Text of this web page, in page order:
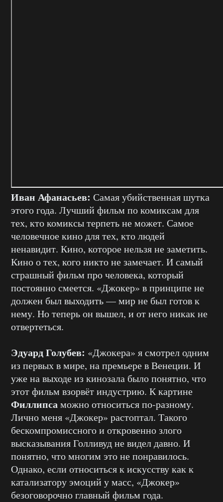
Иван Афанасьев: Самая убийственная шутка
этого года. Лучший фильм по комиксам для
тех, кто комиксы терпеть не может. Самое
человечное кино для тех, кто людей
ненавидит. Кино, которое нельзя не заметить.
Кино о тех, кого никто не замечает. И самый
страшный фильм про человека, который
постоянно смеется. «Джокер» в принципе не
должен был выходить — мир не был готов к
нему. Но теперь он вышел, и от него никак не
отвертеться.
Эдуард Голубев: «Джокера» я смотрел одним
из первых в мире, на премьере в Венеции. И
уже на выходе из кинозала было понятно, что
этот фильм взорвёт индустрию. К картине
Филлипсаможно относиться по-разному.
Лично меня «Джокер» растоптал. Такого
бескомпромиссного и откровенно злого
высказывания Голливуд не видел давно. И
понятно, что многим это не понравилось.
Однако, если относиться к искусству как к
катализатору эмоций у масс, «Джокер»
безоговорочно главный фильм года.